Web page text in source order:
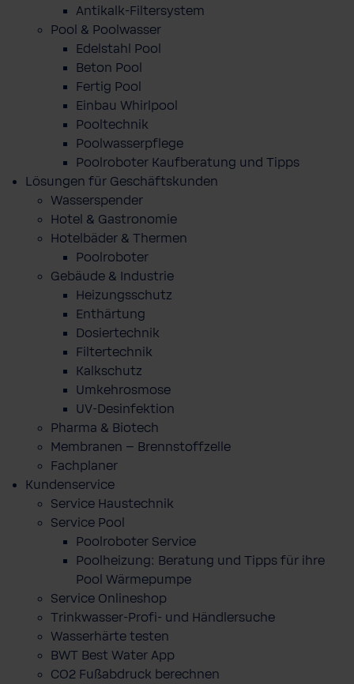
Antikalk-Filtersystem
Pool & Poolwasser
Edelstahl Pool
Beton Pool
Fertig Pool
Einbau Whirlpool
Pooltechnik
Poolwasserpflege
Poolroboter Kaufberatung und Tipps
Lösungen für Geschäftskunden
Wasserspender
Hotel & Gastronomie
Hotelbäder & Thermen
Poolroboter
Gebäude & Industrie
Heizungsschutz
Enthärtung
Dosiertechnik
Filtertechnik
Kalkschutz
Umkehrosmose
UV-Desinfektion
Pharma & Biotech
Membranen – Brennstoffzelle
Fachplaner
Kundenservice
Service Haustechnik
Service Pool
Poolroboter Service
Poolheizung: Beratung und Tipps für ihre
Pool Wärmepumpe
Service Onlineshop
Trinkwasser-Profi- und Händlersuche
Wasserhärte testen
BWT Best Water App
CO2 Fußabdruck berechnen